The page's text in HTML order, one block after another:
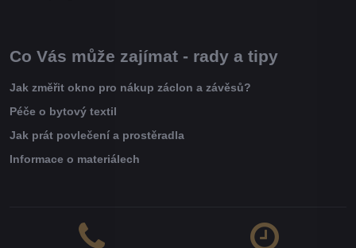
Co Vás může zajímat - rady a tipy
Jak změřit okno pro nákup záclon a závěsů?
Péče o bytový textil
Jak prát povlečení a prostěradla
Informace o materiálech